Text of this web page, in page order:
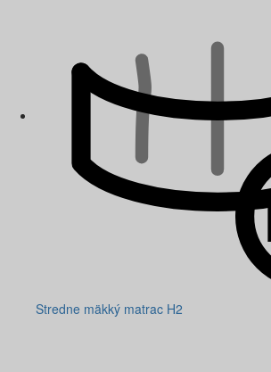
Stredne mäkký matrac H2